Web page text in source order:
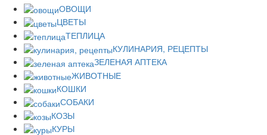
ОВОЩИ
ЦВЕТЫ
ТЕПЛИЦА
КУЛИНАРИЯ, РЕЦЕПТЫ
ЗЕЛЕНАЯ АПТЕКА
ЖИВОТНЫЕ
КОШКИ
СОБАКИ
КОЗЫ
КУРЫ